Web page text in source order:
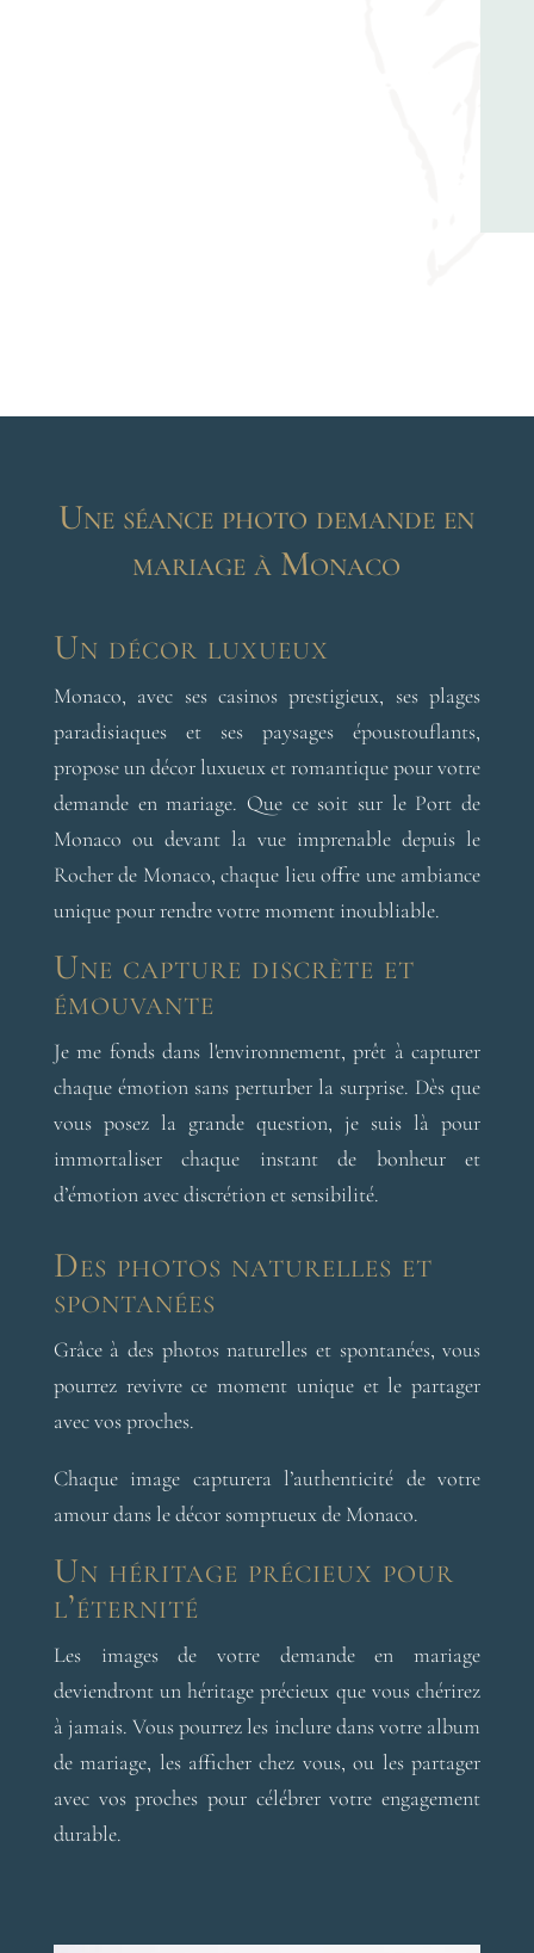
Une séance photo demande en
mariage à Monaco
Un décor luxueux
Monaco, avec ses casinos prestigieux, ses plages
paradisiaques et ses paysages époustouflants,
propose un décor luxueux et romantique pour votre
demande en mariage. Que ce soit sur le Port de
Monaco ou devant la vue imprenable depuis le
Rocher de Monaco, chaque lieu offre une ambiance
unique pour rendre votre moment inoubliable.
Une capture discrète et
émouvante
Je me fonds dans l'environnement, prêt à capturer
chaque émotion sans perturber la surprise. Dès que
vous posez la grande question, je suis là pour
immortaliser chaque instant de bonheur et
d’émotion avec discrétion et sensibilité.
Des photos naturelles et
spontanées
Grâce à des photos naturelles et spontanées, vous
pourrez revivre ce moment unique et le partager
avec vos proches.
Chaque image capturera l’authenticité de votre
amour dans le décor somptueux de Monaco.
Un héritage précieux pour
l’éternité
Les images de votre demande en mariage
deviendront un héritage précieux que vous chérirez
à jamais. Vous pourrez les inclure dans votre album
de mariage, les afficher chez vous, ou les partager
avec vos proches pour célébrer votre engagement
durable.